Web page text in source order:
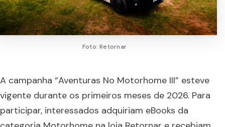
Foto: Retornar
A campanha “Aventuras No Motorhome III” esteve
vigente durante os primeiros meses de 2026. Para
participar, interessados adquiriam eBooks da